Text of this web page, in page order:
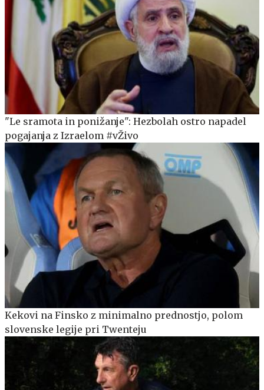
"Le sramota in ponižanje": Hezbolah ostro napadel
pogajanja z Izraelom #vŽivo
Kekovi na Finsko z minimalno prednostjo, polom
slovenske legije pri Twenteju